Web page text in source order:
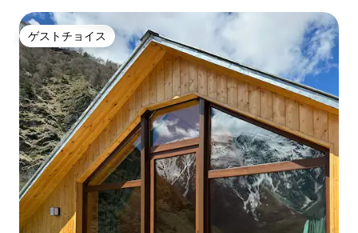
ゲストチョイス
ゲストチョイス